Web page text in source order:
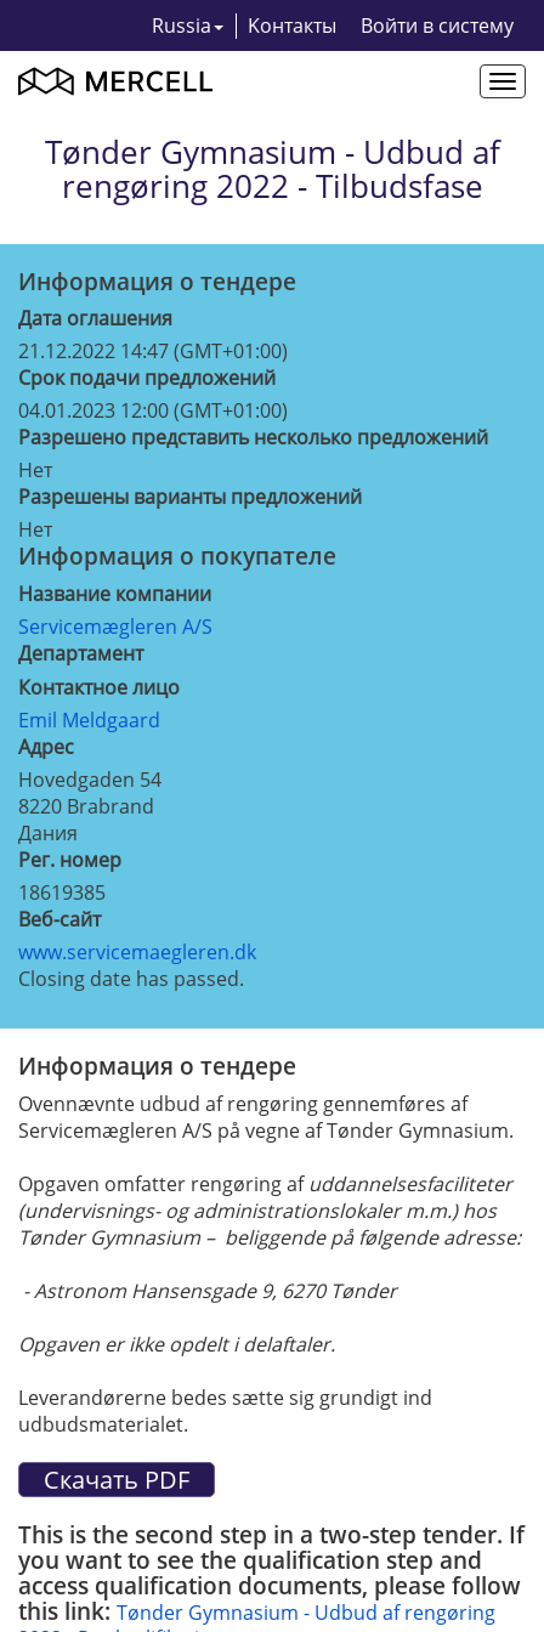
Russia Kонтакты Bойти в систему
Tønder Gymnasium - Udbud af
rengøring 2022 - Tilbudsfase
Информация о тендерe
Дата оглашения
21.12.2022 14:47 (GMT+01:00)
Срок подачи предложений
04.01.2023 12:00 (GMT+01:00)
Разрешено представить несколько предложений
Нет
Разрешены варианты предложений
Нет
Информация о покупателе
Название компании
Servicemægleren A/S
Департамент
Контактное лицо
Emil Meldgaard
Aдрес
Hovedgaden 54
8220 Brabrand
Дания
Рег. номер
18619385
Веб-сайт
www.servicemaegleren.dk
Closing date has passed.
Информация о тендере
Ovennævnte udbud af rengøring gennemføres af
Servicemægleren A/S på vegne af Tønder Gymnasium.
Opgaven omfatter rengøring af uddannelsesfaciliteter
(undervisnings- og administrationslokaler m.m.) hos
Tønder Gymnasium – beliggende på følgende adresse:
- Astronom Hansensgade 9, 6270 Tønder
Opgaven er ikke opdelt i delaftaler.
Leverandørerne bedes sætte sig grundigt ind
udbudsmaterialet.
This is the second step in a two-step tender. If
you want to see the qualification step and
access qualification documents, please follow
this link: Tønder Gymnasium - Udbud af rengøring